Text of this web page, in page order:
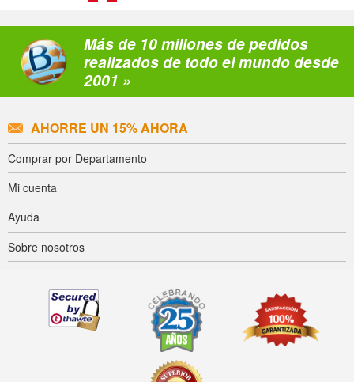
Más de 10 millones de pedidos
realizados de todo el mundo desde
2001 »
AHORRE UN 15% AHORA
Comprar por Departamento
Mi cuenta
Ayuda
Sobre nosotros